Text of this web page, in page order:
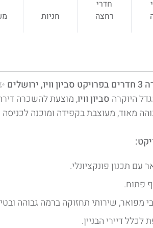
חדרי
רחצה
חניות
היוקרה סביון וויו, מוצעת להשכרה
מאוד, מעוצבת בקפידה ומוכנה לכניסה
עם תכנון פונקציונלי.
פתוח.
מפואר, שירותי תחזוקה ברמה גבוהה
דיירי הבניין.